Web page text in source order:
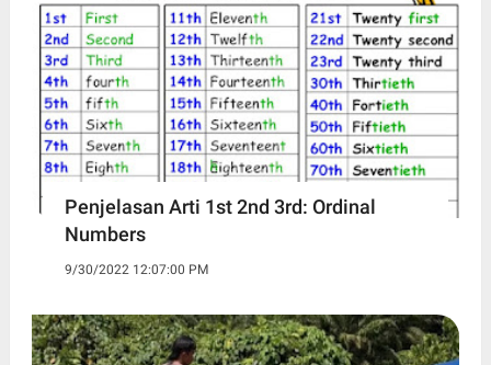
Penjelasan Arti 1st 2nd 3rd: Ordinal
Numbers
9/30/2022 12:07:00 PM